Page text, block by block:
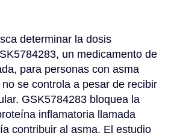
determinar la dosis
un medicamento de
para personas con asma
se controla a pesar de recibir
GSK5784283 bloquea la
inflamatoria llamada
contribuir al asma. El estudio